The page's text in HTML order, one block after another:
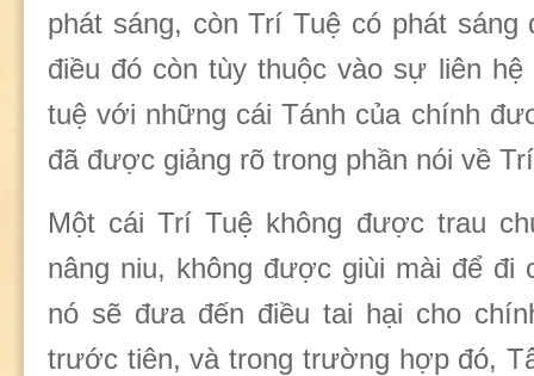
phát sáng, còn Trí Tuệ có phát sáng
điều đó còn tùy thuộc vào sự liên
tuệ với những cái Tánh của chính
đã được giảng rõ trong phần nói về
Một cái Trí Tuệ không được trau
nâng niu, không được giùi mài để đi
nó sẽ đưa đến điều tai hại cho
trước tiên, và trong trường hợp đó,